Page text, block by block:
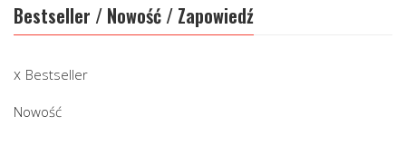
Bestseller / Nowość / Zapowiedź
Bestseller
Nowość